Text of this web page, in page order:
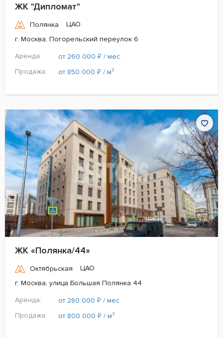
ЖК "Дипломат"
Полянка
ЦАО
г. Москва, Погорельский переулок 6
Аренда:
от 260 000 ₽ / мес.
Продажа:
от 850 000 ₽ / м²
ЖК «Полянка/44»
Октябрьская
ЦАО
г. Москва, улица Большая Полянка 44
Аренда:
от 280 000 ₽ / мес.
Продажа:
от 800 000 ₽ / м²